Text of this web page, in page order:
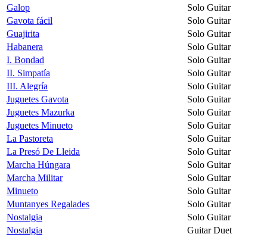
Galop
Solo Guitar
Gavota fácil
Solo Guitar
Guajirita
Solo Guitar
Habanera
Solo Guitar
I. Bondad
Solo Guitar
II. Simpatía
Solo Guitar
III. Alegría
Solo Guitar
Juguetes Gavota
Solo Guitar
Juguetes Mazurka
Solo Guitar
Juguetes Minueto
Solo Guitar
La Pastoreta
Solo Guitar
La Presó De Lleida
Solo Guitar
Marcha Húngara
Solo Guitar
Marcha Militar
Solo Guitar
Minueto
Solo Guitar
Muntanyes Regalades
Solo Guitar
Nostalgia
Solo Guitar
Nostalgia
Guitar Duet